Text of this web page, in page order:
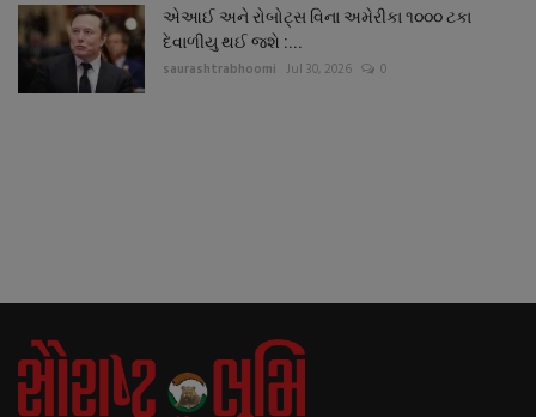
એઆઈ અને રોબોટ્સ વિના અમેરીકા ૧૦૦૦ ટકા
દેવાળીયુ થઈ જશે :...
saurashtrabhoomi Jul 30, 2026 0